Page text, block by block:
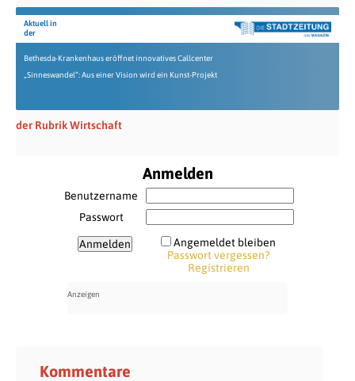
Aktuell in
der
Bethesda-Krankenhaus eröffnet innovatives Callcenter
„Sinneswandel“: Aus einer Vision wird ein Kunst-Projekt
der Rubrik Wirtschaft
Anmelden
Benutzername
Passwort
Angemeldet bleiben
Passwort vergessen?
Registrieren
Kommentare